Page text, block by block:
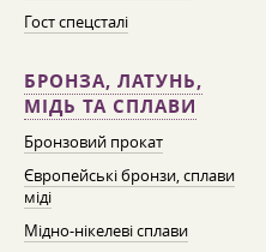
Гост спецсталі
БРОНЗА, ЛАТУНЬ,
МІДЬ ТА СПЛАВИ
Бронзовий прокат
Європейські бронзи, сплави
міді
Мідно-нікелеві сплави